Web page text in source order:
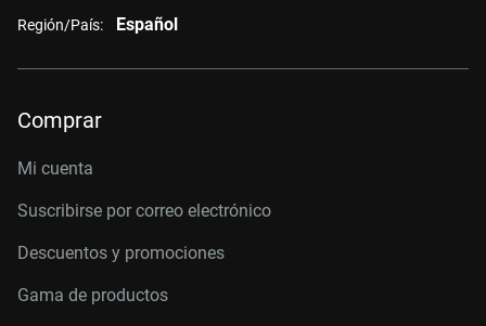
Región/País: Español
Comprar
Mi cuenta
Suscribirse por correo electrónico
Descuentos y promociones
Gama de productos